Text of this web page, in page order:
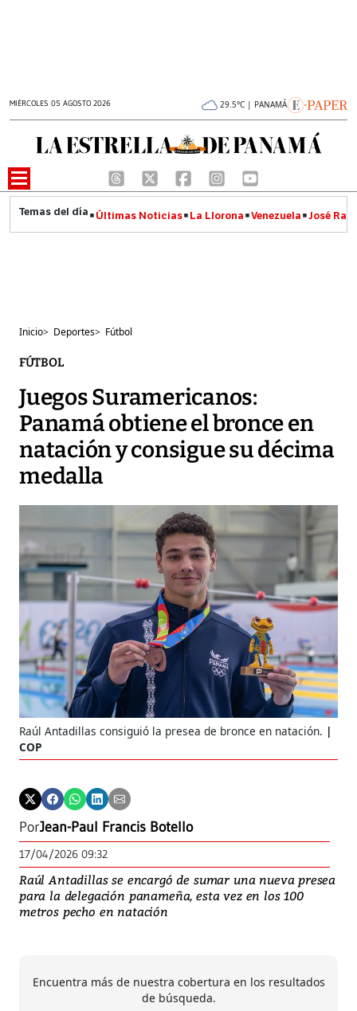
MIÉRCOLES 05 AGOSTO 2026 29.5°C | PANAMÁ
Últimas Noticias La Llorona Venezuela José
Inicio> Deportes> Fútbol
FÚTBOL
Juegos Suramericanos:
Panamá obtiene el bronce en
natación y consigue su décima
medalla
Raúl Antadillas consiguió la presea de bronce en natación.
COP
PorJean-Paul Francis Botello
17/04/2026 09:32
Raúl Antadillas se encargó de sumar una nueva presea
para la delegación panameña, esta vez en los 100
metros pecho en natación
Encuentra más de nuestra cobertura en los resultados
de búsqueda.